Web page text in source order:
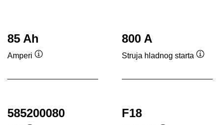
85 Ah
Amperi
800 A
Struja hladnog starta
585200080 F18